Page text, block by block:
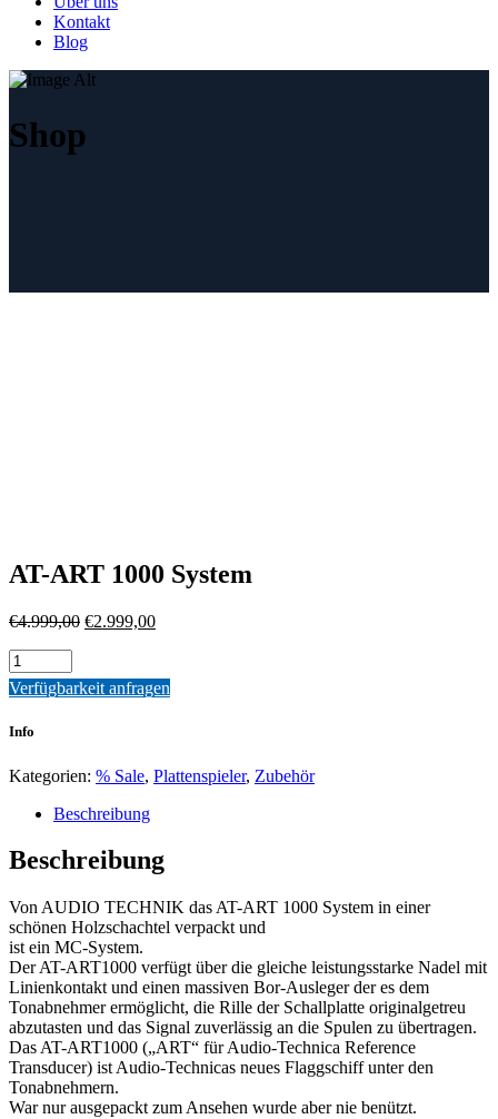
Kontakt
Blog
Shop
AT-ART 1000 System
€4.999,00 Ursprünglicher
€4.999,00
€2.999,00Aktueller
€2.999,00.
Quantity
Verfügbarkeit anfragen
Info
Kategorien: % Sale, Plattenspieler, Zubehör
Beschreibung
Beschreibung
Von AUDIO TECHNIK das AT-ART 1000 System in einer
schönen Holzschachtel verpackt und
ist ein MC-System.
Der AT-ART1000 verfügt über die gleiche leistungsstarke Nadel mit
Linienkontakt und einen massiven Bor-Ausleger der es dem
Tonabnehmer ermöglicht, die Rille der Schallplatte originalgetreu
abzutasten und das Signal zuverlässig an die Spulen zu übertragen.
Das AT-ART1000 („ART“ für Audio-Technica Reference
Transducer) ist Audio-Technicas neues Flaggschiff unter den
Tonabnehmern.
War nur ausgepackt zum Ansehen wurde aber nie benützt.